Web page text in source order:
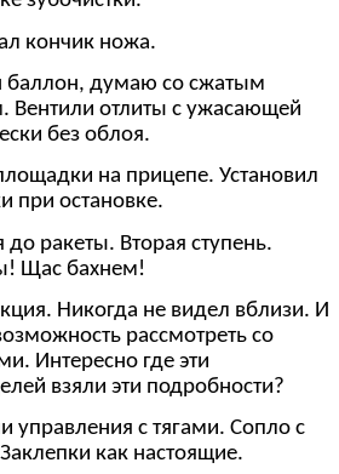
кончик ножа.
баллон, думаю со сжатым
Вентили отлиты с ужасающей
без облоя.
на прицепе. Установил
при остановке.
ракеты. Вторая ступень.
Щас бахнем!
Никогда не видел вблизи. И
рассмотреть со
Интересно где эти
взяли эти подробности?
управления с тягами. Сопло с
как настоящие.